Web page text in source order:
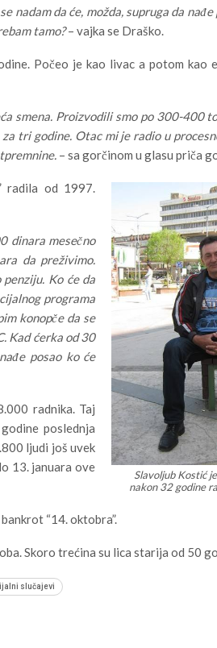
da će, možda, supruga da nađe
tamo?– vajka se Draško.
Počeo je kao livac a potom kao
smena. Proizvodili smo po 300-400
tri godine. Otac mi je radio u
– sa gorčinom u glasu priča
Slavoljub Kostić
nakon 32 godine
radila od 1997.
dinara mesečno
da preživimo.
Ko će da
programa
konopče da se
Kad ćerka od 30
posao ko će
radnika. Taj
poslednja
ljudi još uvek
13. januara ove
“14. oktobra”.
Skoro trećina su lica starija od 50
slučajevi